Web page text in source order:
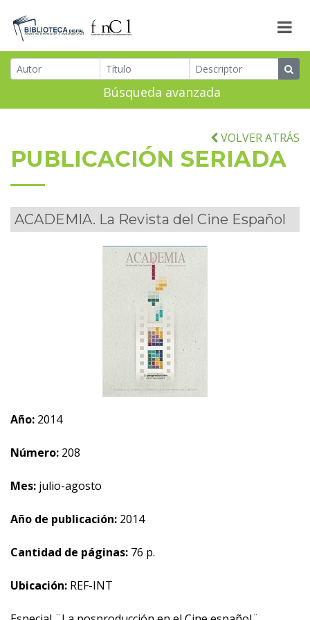
Búsqueda avanzada
VOLVER ATRÁS
PUBLICACIÓN SERIADA
ACADEMIA. La Revista del Cine Español
Año: 2014
Número: 208
Mes: julio-agosto
Año de publicación: 2014
Cantidad de páginas: 76 p.
Ubicación: REF-INT